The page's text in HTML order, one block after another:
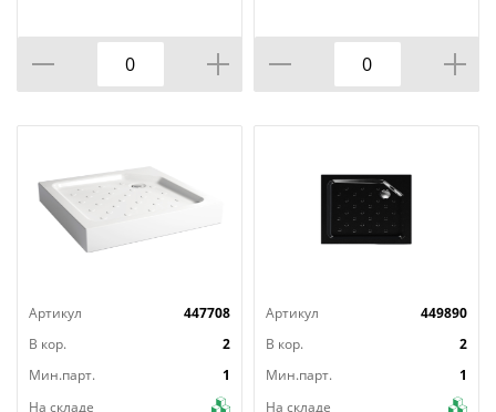
Артикул
447708
В кор.
2
Мин.парт.
1
На складе
Артикул
449890
В кор.
2
Мин.парт.
1
На складе